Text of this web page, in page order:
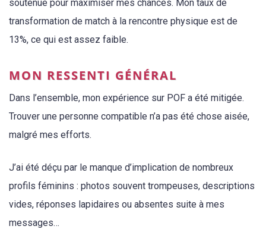
soutenue pour maximiser mes chances. Mon taux de
transformation de match à la rencontre physique est de
13%, ce qui est assez faible.
MON RESSENTI GÉNÉRAL
Dans l’ensemble, mon expérience sur POF a été mitigée.
Trouver une personne compatible n’a pas été chose aisée,
malgré mes efforts.
J’ai été déçu par le manque d’implication de nombreux
profils féminins : photos souvent trompeuses, descriptions
vides, réponses lapidaires ou absentes suite à mes
messages…